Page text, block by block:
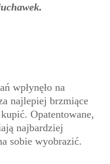
wpłynęło na
najlepiej brzmiące
Opatentowane,
najbardziej
sobie wyobrazić.